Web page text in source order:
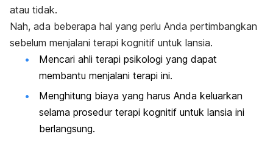
atau tidak.
Nah, ada beberapa hal yang perlu Anda pertimbangkan
sebelum menjalani terapi kognitif untuk lansia.
Mencari ahli terapi psikologi yang dapat
membantu menjalani terapi ini.
Menghitung biaya yang harus Anda keluarkan
selama prosedur terapi kognitif untuk lansia ini
berlangsung.